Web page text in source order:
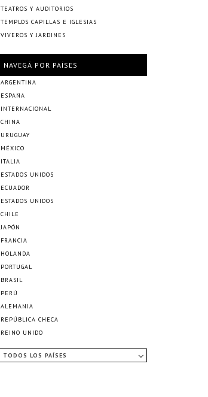
TEATROS Y AUDITORIOS
TEMPLOS CAPILLAS E IGLESIAS
VIVEROS Y JARDINES
NAVEGÁ POR PAÍSES
ARGENTINA
ESPAÑA
INTERNACIONAL
CHINA
URUGUAY
MÉXICO
ITALIA
ESTADOS UNIDOS
ECUADOR
ESTADOS UNIDOS
CHILE
JAPÓN
FRANCIA
HOLANDA
PORTUGAL
BRASIL
PERÚ
ALEMANIA
REPÚBLICA CHECA
REINO UNIDO
TODOS LOS PAÍSES